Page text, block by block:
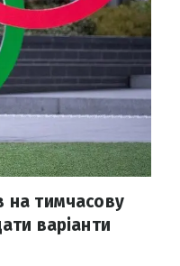
на тимчасову
варіанти